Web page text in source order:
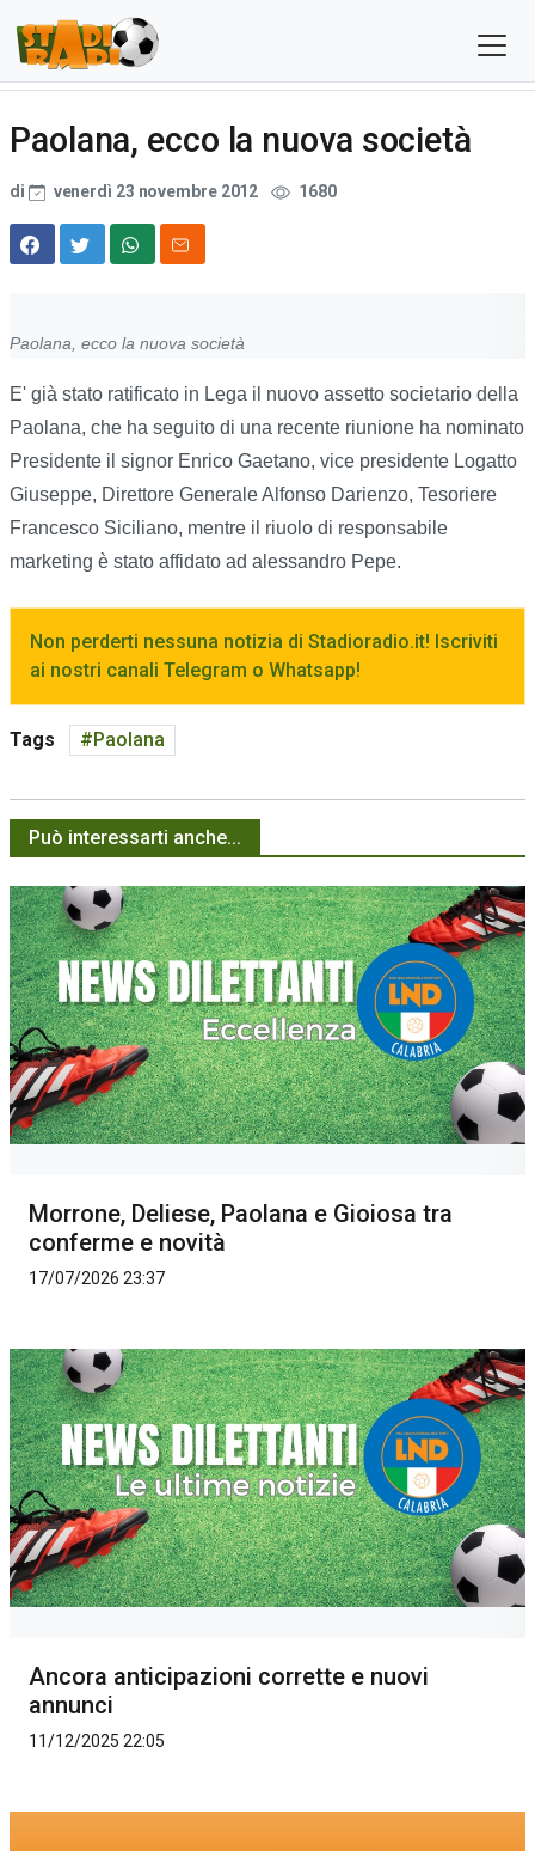
Paolana, ecco la nuova società
di venerdì 23 novembre 2012 1680
Paolana, ecco la nuova società
E' già stato ratificato in Lega il nuovo assetto societario della
Paolana, che ha seguito di una recente riunione ha nominato
Presidente il signor Enrico Gaetano, vice presidente Logatto
Giuseppe, Direttore Generale Alfonso Darienzo, Tesoriere
Francesco Siciliano, mentre il riuolo di responsabile
marketing è stato affidato ad alessandro Pepe.
Non perderti nessuna notizia di Stadioradio.it! Iscriviti
ai nostri canali Telegram o Whatsapp!
Tags Paolana
Può interessarti anche...
Morrone, Deliese, Paolana e Gioiosa tra
conferme e novità
17/07/2026 23:37
Ancora anticipazioni corrette e nuovi
annunci
11/12/2025 22:05